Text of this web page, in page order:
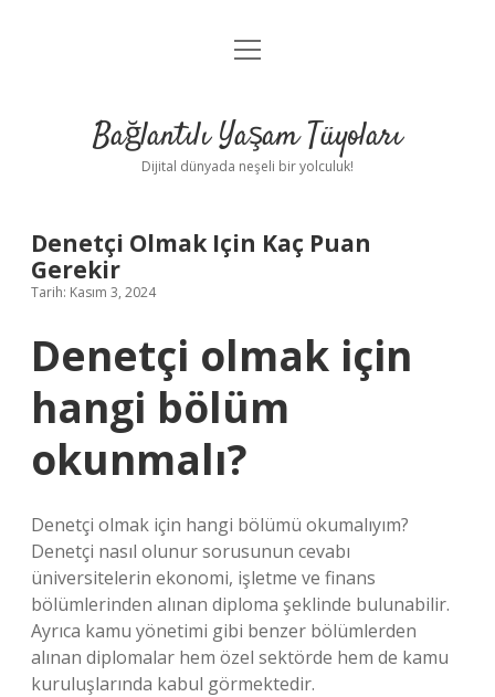
Anasayfa
Yasal Uyarı
menüyü
Bağlantılı Yaşam Tüyoları
Dijital dünyada neşeli bir yolculuk!
Denetçi Olmak Için Kaç Puan
Gerekir
Tarih: Kasım 3, 2024
Denetçi olmak için
hangi bölüm
okunmalı?
Denetçi olmak için hangi bölümü okumalıyım?
Denetçi nasıl olunur sorusunun cevabı
üniversitelerin ekonomi, işletme ve finans
bölümlerinden alınan diploma şeklinde bulunabilir.
Ayrıca kamu yönetimi gibi benzer bölümlerden
alınan diplomalar hem özel sektörde hem de kamu
kuruluşlarında kabul görmektedir.